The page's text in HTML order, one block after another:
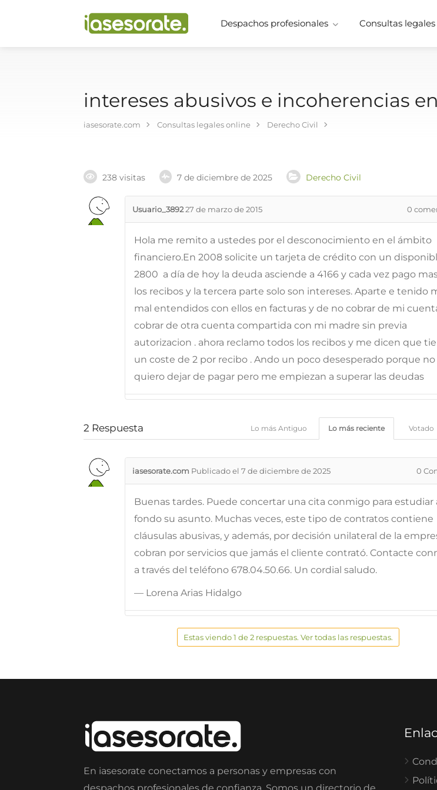
Despachos profesionales Consultas
intereses abusivos e incoherencias
iasesorate.com Consultas legales online Derecho Civil
238 visitas 7 de diciembre de 2025 Derecho Civil
Usuario_389227 de marzo de 2015 0
Hola me remito a ustedes por el desconocimiento en el ámbito
financiero.En 2008 solicite un tarjeta de crédito con un
2800  a día de hoy la deuda asciende a 4166 y cada vez pago
los recibos y la tercera parte solo son intereses. Aparte e tenido
mal entendidos con ellos en facturas y de no cobrar de mi
cobrar de otra cuenta compartida con mi madre sin previa
autorizacion . ahora reclamo todos los recibos y me dicen que
un coste de 2 por recibo . Ando un poco desesperado porque no
quiero dejar de pagar pero me empiezan a superar las deudas
2 Respuesta Votado
Lo más reciente
Lo más Antiguo
iasesorate.com Publicado el 7 de diciembre de 2025 0
Buenas tardes. Puede concertar una cita conmigo para estudiar
fondo su asunto. Muchas veces, este tipo de contratos contiene
cláusulas abusivas, y además, por decisión unilateral de la
cobran por servicios que jamás el cliente contrató. Contacte
a través del teléfono 678.04.50.66. Un cordial saludo.
— Lorena Arias Hidalgo
Estas viendo 1 de 2 respuestas. Ver todas las respuestas.
En iasesorate conectamos a personas y empresas con